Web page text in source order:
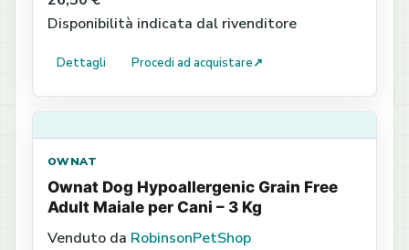
Disponibilità indicata dal rivenditore
Dettagli Procedi ad acquistare↗
OWNAT
Ownat Dog Hypoallergenic Grain Free
Adult Maiale per Cani – 3 Kg
Venduto da RobinsonPetShop